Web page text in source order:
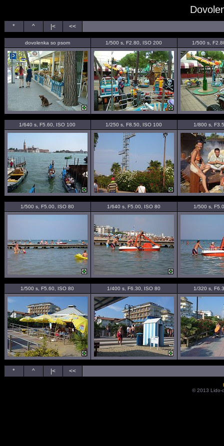
* ^ |< <<
dovolenka so psom 1/500 s, F2.80, ISO 200 1/500 s,
1/640 s, F5.60, ISO 100 1/250 s, F8.50, ISO 100 1/800 s,
1/500 s, F5.00, ISO 80 1/640 s, F5.00, ISO 80 1/500 s,
1/500 s, F5.60, ISO 80 1/400 s, F6.30, ISO 80 1/320 s,
* ^ |< <<
© 2013 Lido-